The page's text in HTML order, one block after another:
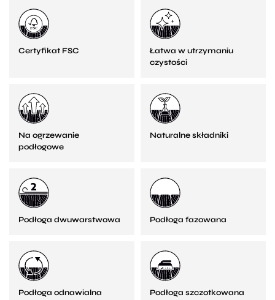
Certyfikat FSC
Łatwa w utrzymaniu
czystości
Na ogrzewanie
podłogowe
Naturalne składniki
Podłoga dwuwarstwowa Podłoga fazowana
Podłoga odnawialna Podłoga szczotkowana